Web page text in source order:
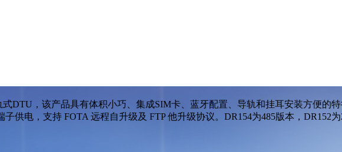
DTU，该产品具有体积小巧、集成SIM卡、蓝牙配置、导轨和挂耳安装方便的
电，支持 FOTA 远程自升级及 FTP 他升级协议。DR154为485版本，DR152为